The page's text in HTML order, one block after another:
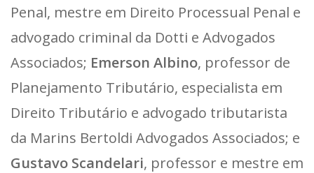
Penal, mestre em Direito Processual Penal e
advogado criminal da Dotti e Advogados
Associados; Emerson Albino, professor de
Planejamento Tributário, especialista em
Direito Tributário e advogado tributarista
da Marins Bertoldi Advogados Associados; e
Gustavo Scandelari, professor e mestre em